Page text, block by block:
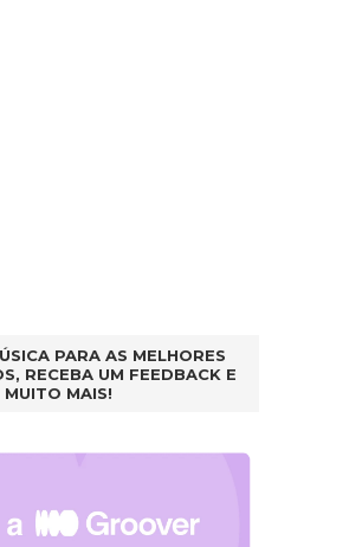
PARA AS MELHORES
RECEBA UM FEEDBACK E
MUITO MAIS!